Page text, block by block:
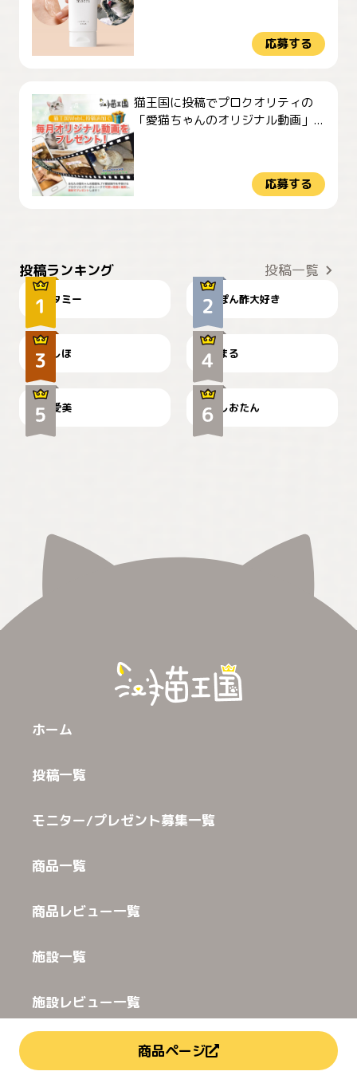
応募する
猫王国に投稿でプロクオリティの
「愛猫ちゃんのオリジナル動画」...
応募する
投稿ランキング 投稿一覧
タミー ぽん酢大好き
お弁当になりたいにゃ😽
しほ
🤦‍♀️
まる
かわいい毛玉つき
爱美
暑い日が続くにゃ
しおたん
商品ページ
ホーム
投稿一覧
モニター/プレゼント募集一覧
商品一覧
商品レビュー一覧
施設一覧
施設レビュー一覧